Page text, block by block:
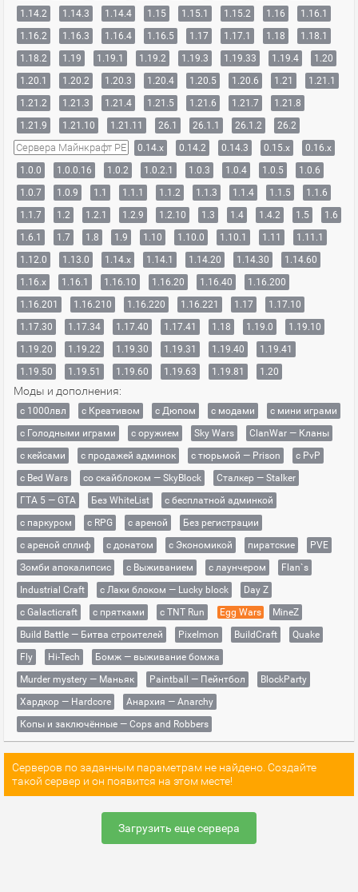
1.14.2
1.14.3 1.14.4 1.15 1.15.1 1.15.2 1.16
1.16.1
1.16.2
1.16.3 1.16.4 1.16.5 1.17 1.17.1 1.18
1.18.1
1.18.2
1.19 1.19.1 1.19.2 1.19.3 1.19.33 1.19.4
1.20
1.20.1
1.20.2 1.20.3 1.20.4 1.20.5 1.20.6 1.21
1.21.1
1.21.2
1.21.3 1.21.4 1.21.5 1.21.6 1.21.7
1.21.8
1.21.9
1.21.10 1.21.11 26.1 26.1.1 26.1.2 26.2
Сервера Майнкрафт PE 0.14.x 0.14.2 0.14.3 0.15.x
0.16.x
1.0.0
1.0.0.16 1.0.2 1.0.2.1 1.0.3 1.0.4 1.0.5
1.0.6
1.0.7
1.0.9 1.1 1.1.1 1.1.2 1.1.3 1.1.4 1.1.5
1.1.6
1.1.7
1.2 1.2.1 1.2.9 1.2.10 1.3 1.4 1.4.2 1.5
1.6
1.6.1
1.7 1.8 1.9 1.10 1.10.0 1.10.1 1.11
1.11.1
1.12.0
1.13.0 1.14.x 1.14.1 1.14.20 1.14.30
1.14.60
1.16.x
1.16.1 1.16.10 1.16.20 1.16.40
1.16.200
1.16.201
1.16.210 1.16.220 1.16.221 1.17
1.17.10
1.17.30
1.17.34 1.17.40 1.17.41 1.18 1.19.0
1.19.10
1.19.20
1.19.22 1.19.30 1.19.31 1.19.40
1.19.41
1.19.50
1.19.51 1.19.60 1.19.63 1.19.81 1.20
Моды и дополнения:
с 1000лвл c Креативом с Дюпом с модами
с мини играми
с Голодными играми
с оружием Sky Wars
ClanWar — Кланы
с кейсами
с продажей админок с тюрьмой — Prison
с PvP
с Bed Wars
со скайблоком — SkyBlock
Сталкер — Stalker
ГТА 5 — GTA
Без WhiteList
с бесплатной админкой
с паркуром
с RPG с ареной
Без регистрации
с ареной сплиф
с донатом с Экономикой пиратские
PVE
Зомби апокалипсис
с Выживанием с лаунчером
Flan`s
Industrial Craft
с Лаки блоком — Lucky block
Day Z
с Galacticraft
с прятками с TNT Run Egg Wars
MineZ
Build Battle — Битва строителей
Pixelmon BuildCraft
Quake
Fly
Hi-Tech
Бомж — выживание бомжа
Murder mystery — Маньяк
Paintball — Пейнтбол
BlockParty
Хардкор — Hardcore
Анархия — Anarchy
Копы и заключённые — Cops and Robbers
Серверов по заданным параметрам не найдено. Создайте
такой сервер и он появится на этом месте!
Загрузить еще сервера